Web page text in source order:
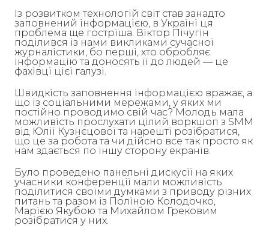
Із розвитком технологій світ став занадто
заповнений інформацією, в Україні ця
проблема ще гостріша. Віктор Пічугін
поділився із нами викликами сучасної
журналістики, бо перші, хто обробляє
інформацію та доносять її до людей — це
фахівці цієї галузі.
Швидкість заповнення інформацією вражає, а
що із соціальними мережами, у яких ми
постійно проводимо свій час? Молодь мала
можливість прослухати цілий воркшоп з SMM
від Юлії Кузнєцової та нарешті розібратися,
що це за робота та чи дійсно все так просто як
нам здається по іншу сторону екранів.
Було проведено панельні дискусії на яких
учасники конференції мали можливість
поділитися своїми думками з приводу різних
питань та разом із Поліною Колодочко,
Марією Якубою та Михайлом Грековим
розібратися у них.